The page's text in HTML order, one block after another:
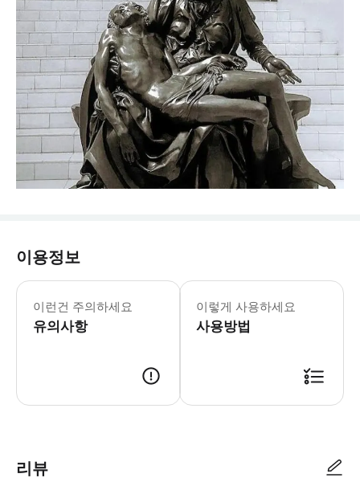
이용정보
이런건 주의하세요
유의사항
모든 여행객의 흥미를 충족할 수 있도
이렇게 사용하세요
사용방법
리뷰